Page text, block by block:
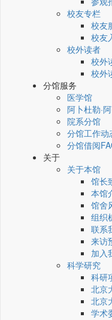
校友专栏
校友
校友
校外读者
校外
校外
分馆服务
医学馆
阿卜杜勒·
院系分馆
分馆工作动
分馆借阅
关于
关于本馆
馆长
本馆
馆舍
组织
联系
来访
加入
科学研究
科研
北京
北京
学术